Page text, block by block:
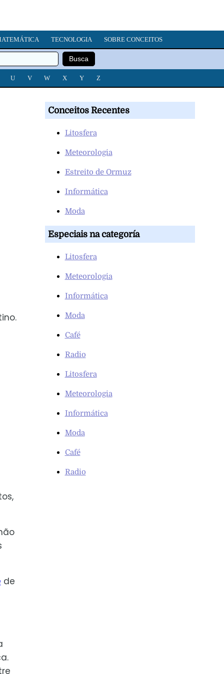
TECNOLOGIA SOBRE CONCEITOS
U V W X Y Z
de
Conceitos Recentes
Litosfera
Meteorologia
Estreito de Ormuz
Informática
Moda
Especiais na categoría
Litosfera
Meteorologia
Informática
Moda
Café
Radio
Litosfera
Meteorologia
Informática
Moda
Café
Radio